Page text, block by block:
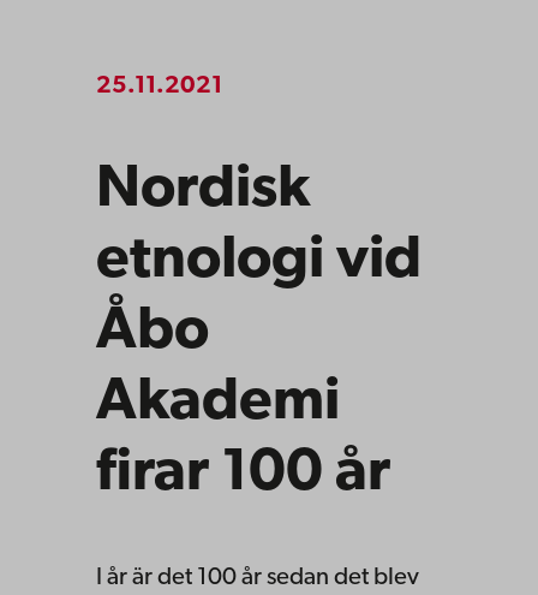
25.11.2021
Nordisk
etnologi vid
Åbo
Akademi
firar 100 år
I år är det 100 år sedan det blev